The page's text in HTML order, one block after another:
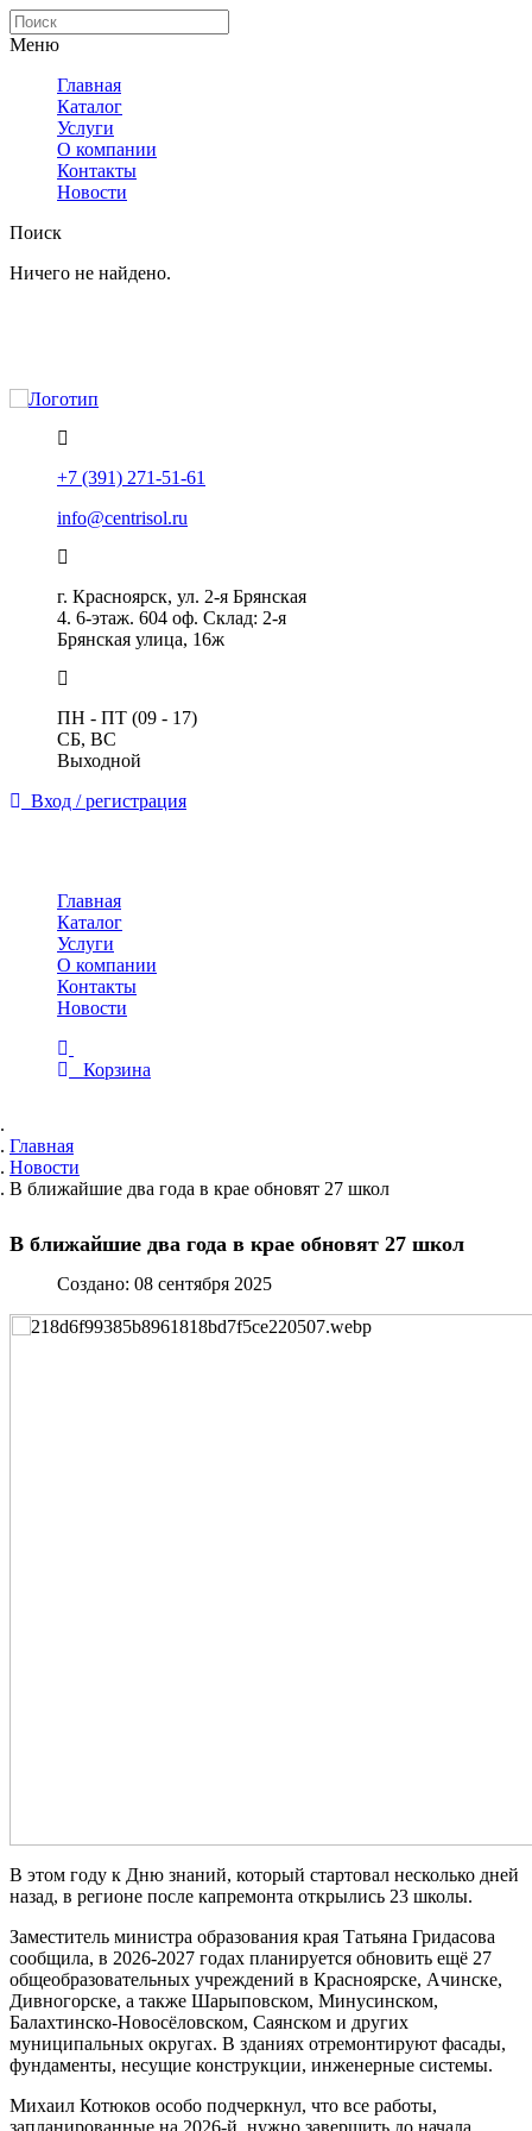
Меню
Главная
Каталог
Услуги
О компании
Контакты
Новости
Поиск
Ничего не найдено.
+7 (391) 271-51-61
info@centrisol.ru
г. Красноярск, ул. 2-я Брянская
4. 6-этаж. 604 оф. Склад: 2-я
Брянская улица, 16ж
ПН - ПТ (09 - 17)
СБ, ВС
Выходной
Вход / регистрация
Главная
Каталог
Услуги
О компании
Контакты
Новости
Корзина
Главная
Новости
В ближайшие два года в крае обновят 27 школ
В ближайшие два года в крае обновят 27 школ
Создано: 08 сентября 2025
В этом году к Дню знаний, который стартовал несколько дней
назад, в регионе после капремонта открылись 23 школы.
Заместитель министра образования края Татьяна Гридасова
сообщила, в 2026-2027 годах планируется обновить ещё 27
общеобразовательных учреждений в Красноярске, Ачинске,
Дивногорске, а также Шарыповском, Минусинском,
Балахтинско-Новосёловском, Саянском и других
муниципальных округах. В зданиях отремонтируют фасады,
фундаменты, несущие конструкции, инженерные системы.
Михаил Котюков особо подчеркнул, что все работы,
запланированные на 2026-й, нужно завершить до начала